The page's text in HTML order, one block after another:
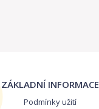
ZÁKLADNÍ INFORMACE
Podmínky užití